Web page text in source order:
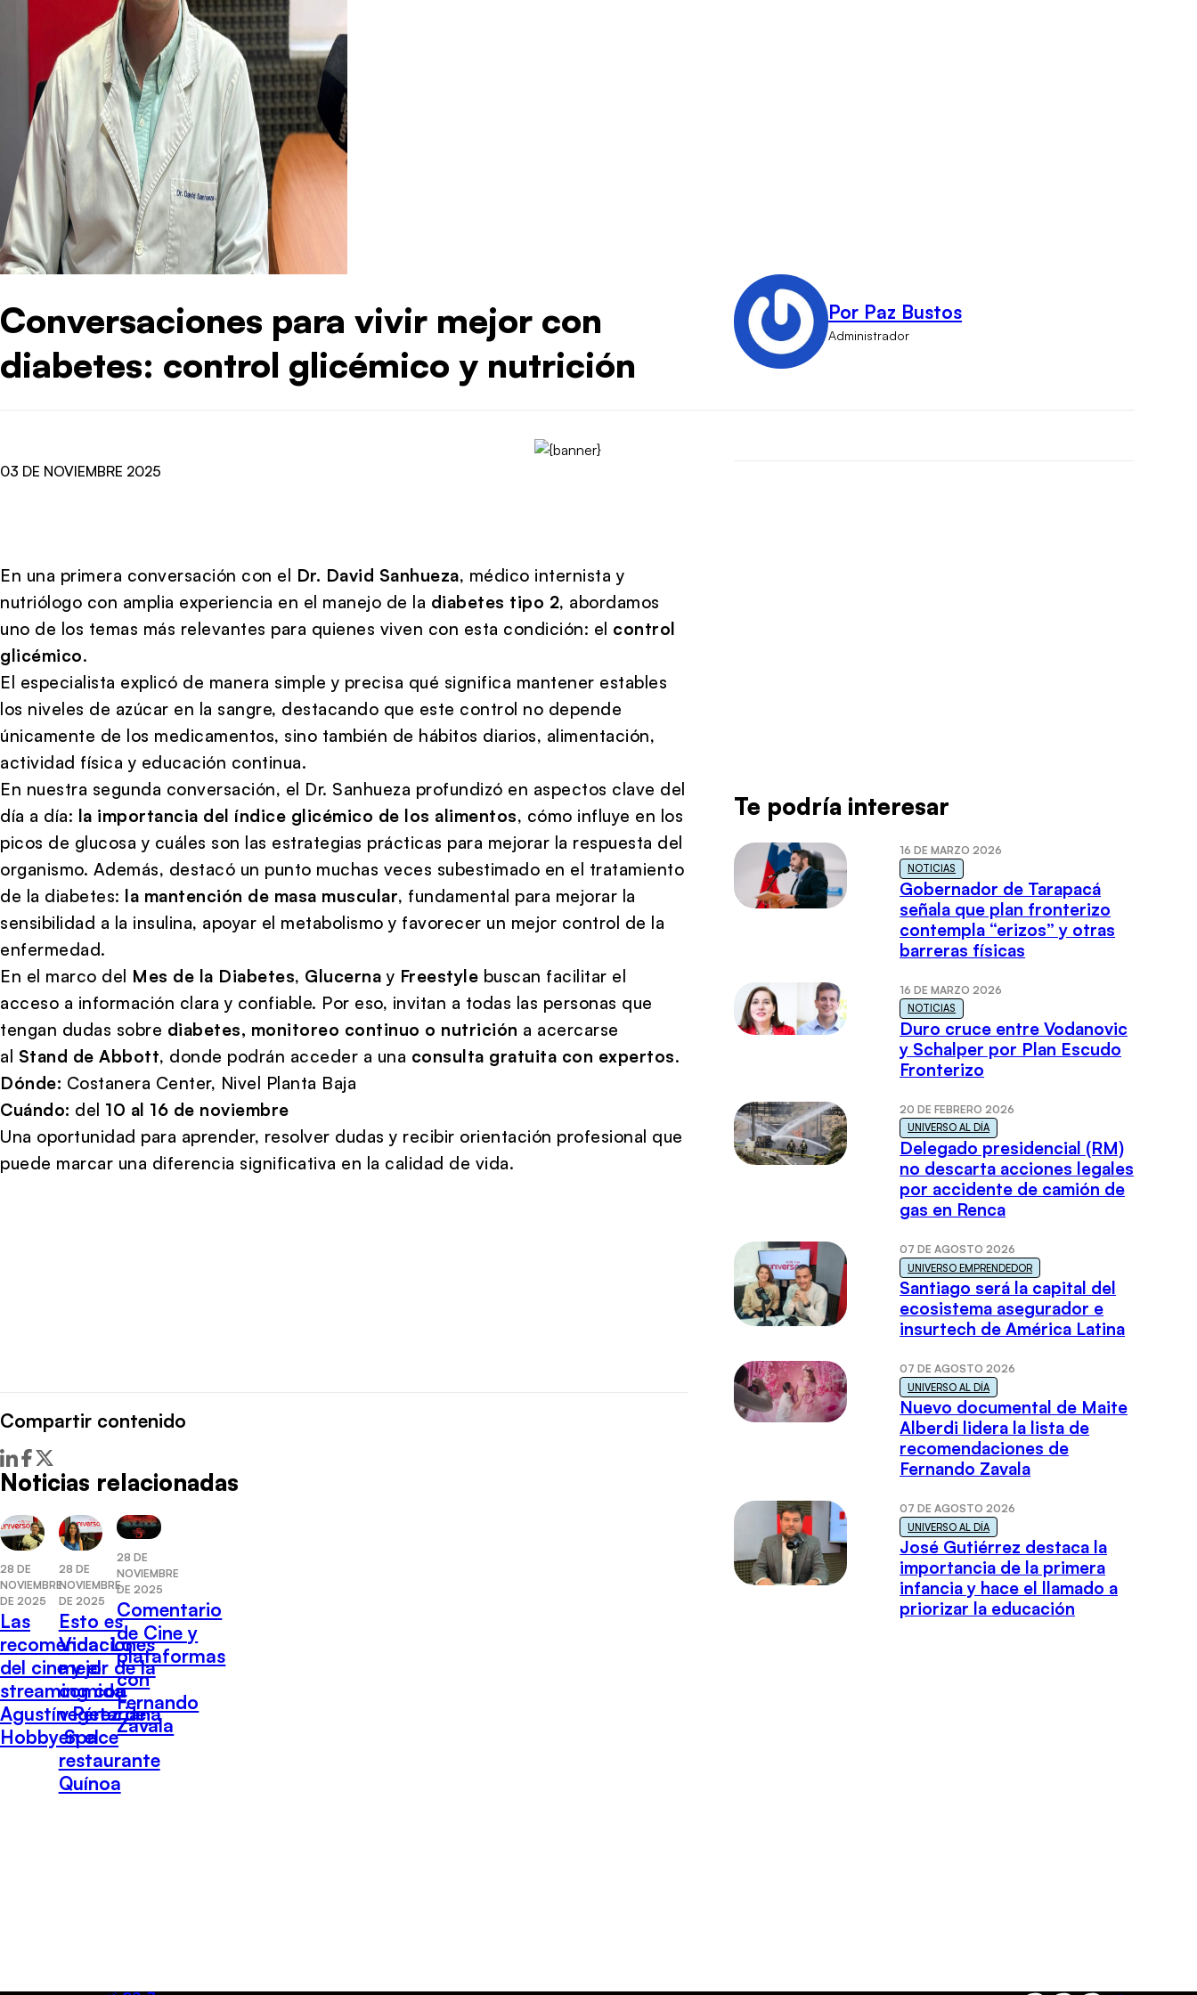
Conversaciones para vivir mejor con
diabetes: control glicémico y nutrición
Por Paz Bustos
Administrador
03 DE NOVIEMBRE 2025
En una primera conversación con el Dr. David Sanhueza, médico internista y
nutriólogo con amplia experiencia en el manejo de la diabetes tipo 2, abordamos
uno de los temas más relevantes para quienes viven con esta condición: el control
glicémico.
El especialista explicó de manera simple y precisa qué significa mantener estables
los niveles de azúcar en la sangre, destacando que este control no depende
únicamente de los medicamentos, sino también de hábitos diarios, alimentación,
actividad física y educación continua.
En nuestra segunda conversación, el Dr. Sanhueza profundizó en aspectos clave del
día a día: la importancia del índice glicémico de los alimentos, cómo influye en los
picos de glucosa y cuáles son las estrategias prácticas para mejorar la respuesta del
organismo. Además, destacó un punto muchas veces subestimado en el tratamiento
de la diabetes: la mantención de masa muscular, fundamental para mejorar la
sensibilidad a la insulina, apoyar el metabolismo y favorecer un mejor control de la
enfermedad.
En el marco del Mes de la Diabetes, Glucerna y Freestyle buscan facilitar el
acceso a información clara y confiable. Por eso, invitan a todas las personas que
tengan dudas sobre diabetes, monitoreo continuo o nutrición a acercarse
al Stand de Abbott, donde podrán acceder a una consulta gratuita con expertos.
Dónde: Costanera Center, Nivel Planta Baja
Cuándo: del 10 al 16 de noviembre
Una oportunidad para aprender, resolver dudas y recibir orientación profesional que
puede marcar una diferencia significativa en la calidad de vida.
Compartir contenido
Noticias relacionadas
28 DE
NOVIEMBRE
DE 2025
Las
recomendaciones
del cine y el
streaming con
Agustín Pérez de
Hobby Space
28 DE
NOVIEMBRE
DE 2025
Esto es
Vida: Lo
mejor de la
comida
vegetariana
en el
restaurante
Quínoa
28 DE
NOVIEMBRE
DE 2025
Comentario
de Cine y
plataformas
con
Fernando
Zavala
Te podría interesar
16 DE MARZO 2026
NOTICIAS
Gobernador de Tarapacá
señala que plan fronterizo
contempla “erizos” y otras
barreras físicas
16 DE MARZO 2026
NOTICIAS
Duro cruce entre Vodanovic
y Schalper por Plan Escudo
Fronterizo
20 DE FEBRERO 2026
UNIVERSO AL DÍA
Delegado presidencial (RM)
no descarta acciones legales
por accidente de camión de
gas en Renca
07 DE AGOSTO 2026
UNIVERSO EMPRENDEDOR
Santiago será la capital del
ecosistema asegurador e
insurtech de América Latina
07 DE AGOSTO 2026
UNIVERSO AL DÍA
Nuevo documental de Maite
Alberdi lidera la lista de
recomendaciones de
Fernando Zavala
07 DE AGOSTO 2026
UNIVERSO AL DÍA
José Gutiérrez destaca la
importancia de la primera
infancia y hace el llamado a
priorizar la educación